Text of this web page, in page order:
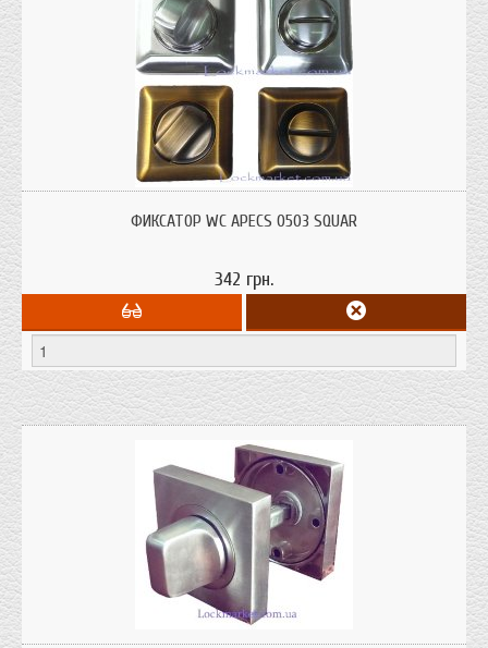
межкомнатных дверей в закрытом положении.
ФИКСАТОР WC APECS 0503 SQUAR
342 грн.